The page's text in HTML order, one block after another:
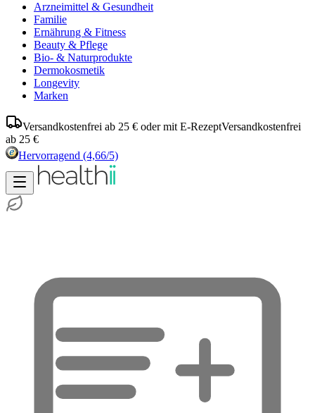
Arzneimittel & Gesundheit
Familie
Ernährung & Fitness
Beauty & Pflege
Bio- & Naturprodukte
Dermokosmetik
Longevity
Marken
Versandkostenfrei ab 25 € oder mit E-RezeptVersandkostenfrei
ab 25 €
Hervorragend (4,66/5)